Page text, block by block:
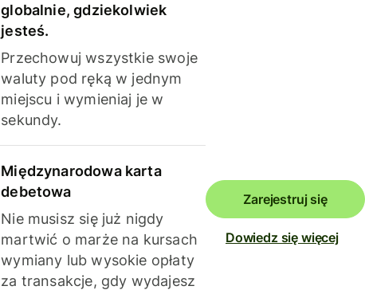
globalnie, gdziekolwiek
jesteś.
Przechowuj wszystkie swoje
waluty pod ręką w jednym
miejscu i wymieniaj je w
sekundy.
Międzynarodowa karta
debetowa
Nie musisz się już nigdy
martwić o marże na kursach
wymiany lub wysokie opłaty
za transakcje, gdy wydajesz
Zarejestruj się
Dowiedz się więcej